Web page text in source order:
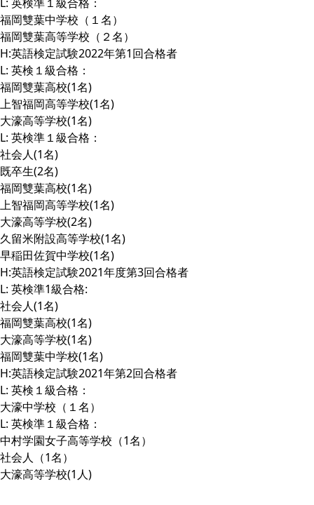
福岡雙葉中学校（１名）
福岡雙葉高等学校（２名）
H:英語検定試験2022年第1回合格者
L: 英検１級合格：
福岡雙葉高校(1名)
上智福岡高等学校(1名)
大濠高等学校(1名)
L: 英検準１級合格：
社会人(1名)
既卒生(2名)
福岡雙葉高校(1名)
上智福岡高等学校(1名)
大濠高等学校(2名)
久留米附設高等学校(1名)
早稲田佐賀中学校(1名)
H:英語検定試験2021年度第3回合格者
L: 英検準1級合格:
社会人(1名)
福岡雙葉高校(1名)
大濠高等学校(1名)
福岡雙葉中学校(1名)
H:英語検定試験2021年第2回合格者
L: 英検１級合格：
大濠中学校（１名）
L: 英検準１級合格：
中村学園女子高等学校（1名）
社会人（1名）
大濠高等学校(1人)